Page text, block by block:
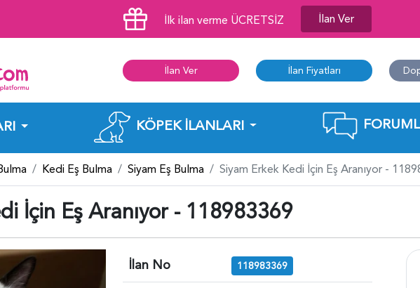
İlk ilan verme ÜCRETSİZ İlan Ver
İlan Ver İlan Fiyatları
KÖPEK İLANLARI
Kedi Eş Bulma Siyam Eş Bulma Siyam Erkek Kedi İçin Eş Aranıyor -
İçin Eş Aranıyor - 118983369
İlan No 118983369